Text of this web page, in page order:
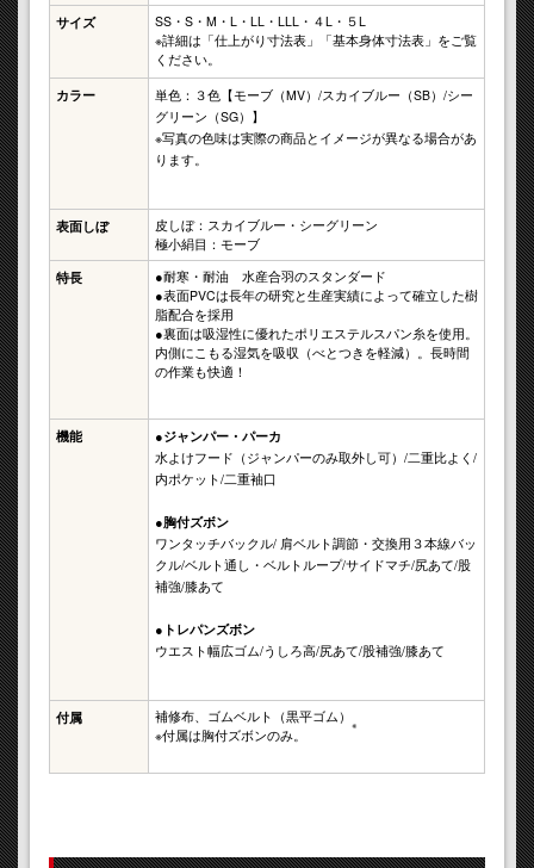
サイズ
SS・S・M・L・LL・LLL・４L・５L
※詳細は「仕上がり寸法表」「基本身体寸法表」をご覧
ください。
カラー
単色：３色【モーブ（MV）/スカイブルー（SB）/シー
グリーン（SG）】
※写真の色味は実際の商品とイメージが異なる場合があ
ります。
表面しぼ
皮しぼ：スカイブルー・シーグリーン
極小絹目：モーブ
特長
●耐寒・耐油 水産合羽のスタンダード
●表面PVCは長年の研究と生産実績によって確立した樹
脂配合を採用
●裏面は吸湿性に優れたポリエステルスパン糸を使用。
内側にこもる湿気を吸収（べとつきを軽減）。長時間
の作業も快適！
機能
●ジャンパー・パーカ
水よけフード（ジャンパーのみ取外し可）/二重比よく/
内ポケット/二重袖口
●胸付ズボン
ワンタッチバックル/ 肩ベルト調節・交換用３本線バッ
クル/ベルト通し・ベルトループ/サイドマチ/尻あて/股
補強/膝あて
●トレパンズボン
ウエスト幅広ゴム/うしろ高/尻あて/股補強/膝あて
付属 補修布、ゴムベルト（黒平ゴム） ※
※付属は胸付ズボンのみ。